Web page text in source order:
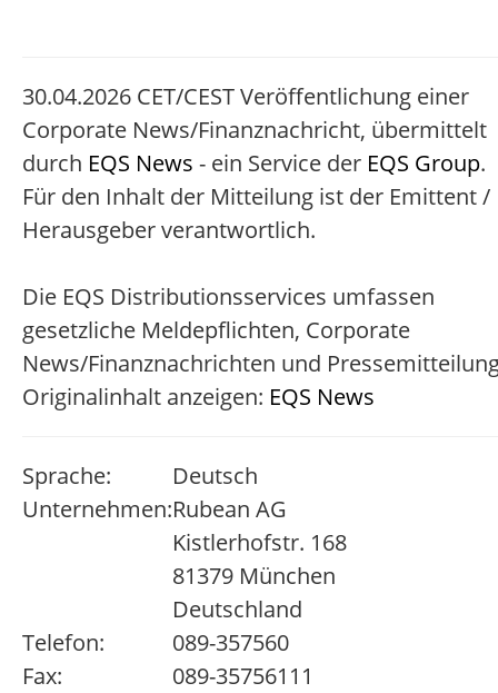
30.04.2026 CET/CEST Veröffentlichung einer
Corporate News/Finanznachricht, übermittelt
durch EQS News - ein Service der EQS Group.
Für den Inhalt der Mitteilung ist der Emittent /
Herausgeber verantwortlich.
Die EQS Distributionsservices umfassen
gesetzliche Meldepflichten, Corporate
News/Finanznachrichten und
Originalinhalt anzeigen: EQS News
Sprache:
Deutsch
Unternehmen:Rubean AG
Kistlerhofstr. 168
81379 München
Deutschland
Telefon:
089-357560
Fax:
089-35756111